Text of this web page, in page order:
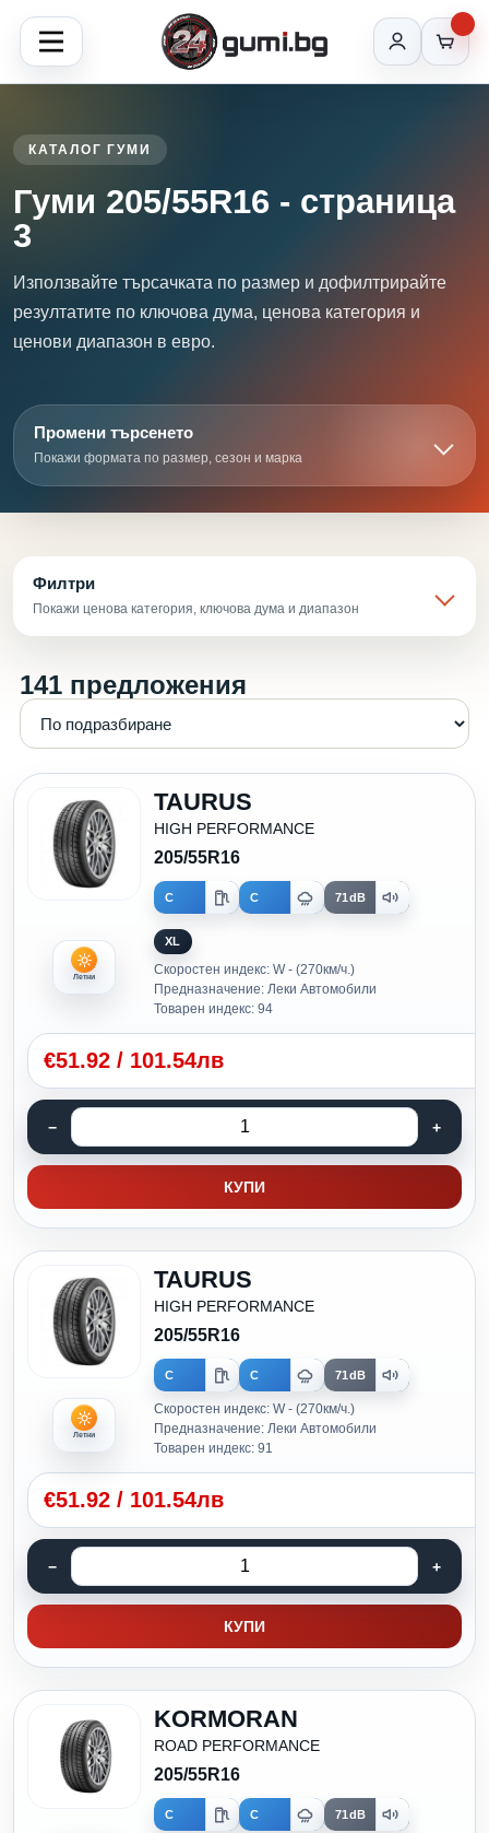
КАТАЛОГ ГУМИ
Гуми 205/55R16 - страница
3
Използвайте търсачката по размер и дофилтрирайте
резултатите по ключова дума, ценова категория и
ценови диапазон в евро.
Промени търсенето
Покажи формата по размер, сезон и марка
Филтри
Покажи ценова категория, ключова дума и диапазон
141 предложения
Летни
TAURUS
HIGH PERFORMANCE
205/55R16
C C 71dB
XL
Скоростен индекс: W - (270км/ч.)
Предназначение: Леки Автомобили
Товарен индекс: 94
€51.92 / 101.54лв
КУПИ
Летни
TAURUS
HIGH PERFORMANCE
205/55R16
C C 71dB
Скоростен индекс: W - (270км/ч.)
Предназначение: Леки Автомобили
Товарен индекс: 91
€51.92 / 101.54лв
КУПИ
KORMORAN
ROAD PERFORMANCE
205/55R16
C C 71dB